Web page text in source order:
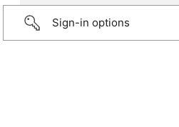
Sign-in options